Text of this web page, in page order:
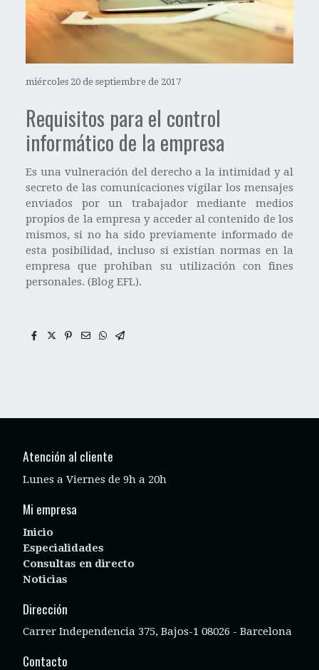
miércoles 20 de septiembre de 2017
Requisitos para el control
informático de la empresa
Es una vulneración del derecho a la intimidad y al
secreto de las comunicaciones vigilar los mensajes
enviados por un trabajador mediante medios
propios de la empresa y acceder al contenido de los
mismos, si no ha sido previamente informado de
esta posibilidad, incluso si existían normas en la
empresa que prohiban su utilización con fines
personales. (Blog EFL).
Atención al cliente
Lunes a Viernes de 9h a 20h
Mi empresa
Inicio
Especialidades
Consultas en directo
Noticias
Dirección
Carrer Independencia 375, Bajos-1 08026 - Barcelona
Contacto